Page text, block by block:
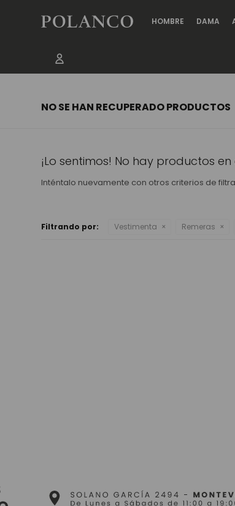
HOMBRE DAMA
NO SE HAN RECUPERADO PRODUCTOS
¡Lo sentimos! No hay productos
Inténtalo nuevamente con otros criterios de
Filtrando por: Vestimenta Remeras